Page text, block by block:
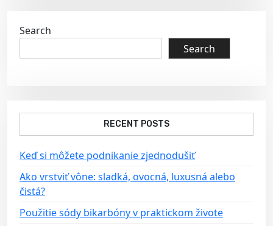
a
v
i
t
i
o
n
Search
Search
RECENT POSTS
Keď si môžete podnikanie zjednodušiť
Ako vrstviť vône: sladká, ovocná, luxusná alebo
čistá?
Použitie sódy bikarbóny v praktickom živote